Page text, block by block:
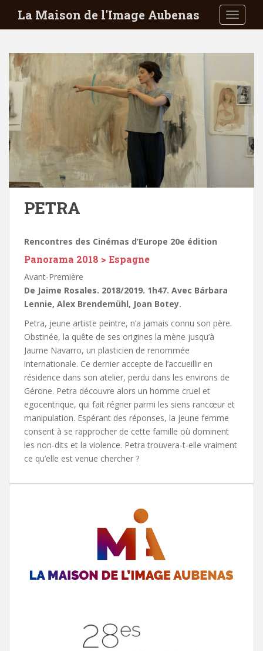
i
La Maison de l'Image Aubenas
PETRA
Rencontres des Cinémas d’Europe 20e édition
Panorama 2018 > Espagne
Avant-Première
De Jaime Rosales. 2018/2019. 1h47. Avec Bárbara
Lennie, Alex Brendemühl, Joan Botey.
Petra, jeune artiste peintre, n’a jamais connu son père.
Obstinée, la quête de ses origines la mène jusqu’à
Jaume Navarro, un plasticien de renommée
internationale. Ce dernier accepte de l’accueillir en
résidence dans son atelier, perdu dans les environs de
Gérone. Petra découvre alors un homme cruel et
egocentrique, qui fait régner parmi les siens rancœur et
manipulation. Espérant des réponses, la jeune femme
consent à se rapprocher de cette famille où dominent
les non-dits et la violence. Petra trouvera-t-elle vraiment
ce qu’elle est venue chercher ?